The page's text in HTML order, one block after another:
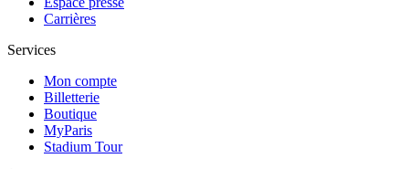
Carrières
Services
Mon compte
Billetterie
Boutique
MyParis
Stadium Tour